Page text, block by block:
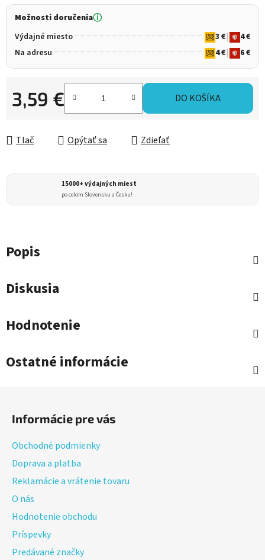
Možnosti doručeniaⓘ
Výdajné miesto 3 €|
4 €
Na adresu
4 €| 6 €
3,59 €
Jednotková cena:
DO KOŠÍKA
Tlač Opýtať sa Zdieľať
15000+ výdajných miest
po celom Slovensku a Česku!
Popis
Diskusia
Hodnotenie
Ostatné informácie
Informácie pre vás
Obchodné podmienky
Doprava a platba
Reklamácie a vrátenie tovaru
O nás
Hodnotenie obchodu
Príspevky
Predávané značky